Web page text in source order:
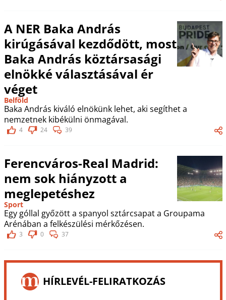
A NER Baka András
kirúgásával kezdődött, most
Baka András köztársasági
elnökké választásával ér
véget
Belföld
Baka András kiváló elnökünk lehet, aki segíthet a
nemzetnek kibékülni önmagával.
4 24 39
Ferencváros-Real Madrid:
nem sok hiányzott a
meglepetéshez
Sport
Egy góllal győzött a spanyol sztárcsapat a Groupama
Arénában a felkészülési mérkőzésen.
3 0 37
HÍRLEVÉL-FELIRATKOZÁS